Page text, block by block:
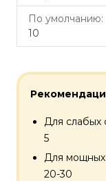
10
Для слабых
5
Для мощных
20-30